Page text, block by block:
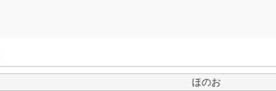
ほのお